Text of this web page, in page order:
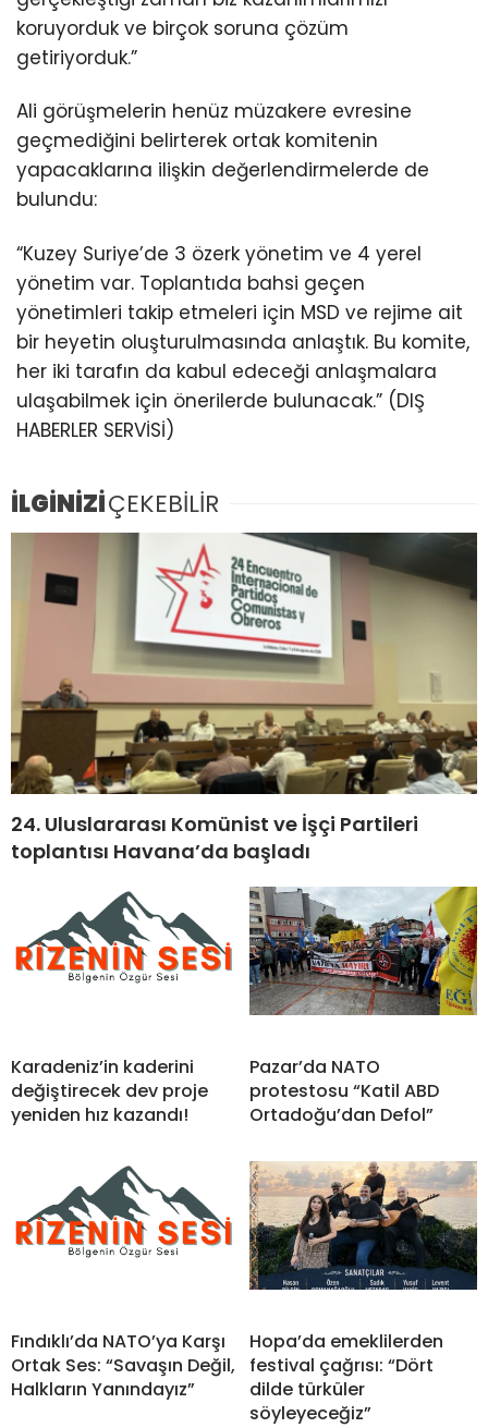
koruyorduk ve birçok soruna çözüm
getiriyorduk.”
Ali görüşmelerin henüz müzakere evresine
geçmediğini belirterek ortak komitenin
yapacaklarına ilişkin değerlendirmelerde de
bulundu:
“Kuzey Suriye’de 3 özerk yönetim ve 4 yerel
yönetim var. Toplantıda bahsi geçen
yönetimleri takip etmeleri için MSD ve rejime ait
bir heyetin oluşturulmasında anlaştık. Bu komite,
her iki tarafın da kabul edeceği anlaşmalara
ulaşabilmek için önerilerde bulunacak.” (DIŞ
HABERLER SERVİSİ)
İLGİNİZİÇEKEBİLİR
24. Uluslararası Komünist ve İşçi Partileri
toplantısı Havana’da başladı
Karadeniz’in kaderini
değiştirecek dev proje
yeniden hız kazandı!
Pazar’da NATO
protestosu “Katil ABD
Ortadoğu’dan Defol”
Fındıklı’da NATO’ya Karşı
Ortak Ses: “Savaşın Değil,
Halkların Yanındayız”
Hopa’da emeklilerden
festival çağrısı: “Dört
dilde türküler
söyleyeceğiz”